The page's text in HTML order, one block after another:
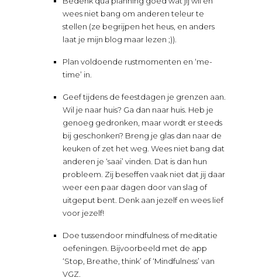
wees niet bang om anderen teleur te
stellen (ze begrijpen het heus, en anders
laat je mijn blog maar lezen ;)).
Plan voldoende rustmomenten en ‘me-
time’ in.
Geef tijdens de feestdagen je grenzen aan.
Wil je naar huis? Ga dan naar huis. Heb je
genoeg gedronken, maar wordt er steeds
bij geschonken? Breng je glas dan naar de
keuken of zet het weg. Wees niet bang dat
anderen je ‘saai’ vinden. Dat is dan hun
probleem. Zij beseffen vaak niet dat jij daar
weer een paar dagen door van slag of
uitgeput bent. Denk aan jezelf en wees lief
voor jezelf!
Doe tussendoor mindfulness of meditatie
oefeningen. Bijvoorbeeld met de app
‘Stop, Breathe, think’ of ‘Mindfulness’ van
VGZ.